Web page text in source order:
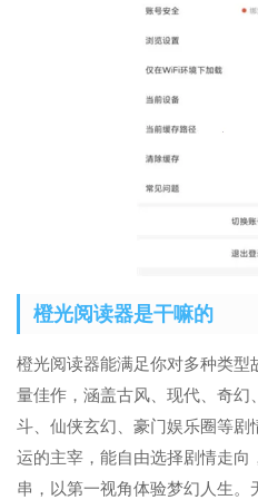
橙光阅读器是干嘛的
橙光阅读器能满足你对多种类
量佳作，涵盖古风、现代、奇
斗、仙侠玄幻、豪门娱乐圈等剧
运的主宰，能自由选择剧情走向
串，以第一视角体验梦幻人生